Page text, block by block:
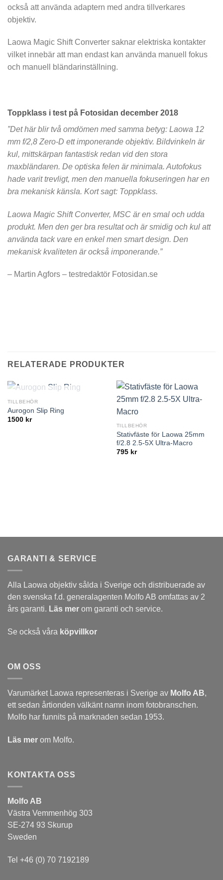
också att använda adaptern med andra tillverkares
objektiv.
Laowa Magic Shift Converter saknar elektriska kontakter
vilket innebär att man endast kan använda manuell fokus
och manuell bländarinställning.
Toppklass i test på Fotosidan december 2018
”Det här blir två omdömen med samma betyg: Laowa 12
mm f/2,8 Zero-D ett imponerande objektiv. Bildvinkeln är
kul, mittskärpan fantastisk redan vid den stora
maxbländaren. De optiska felen är minimala. Autofokus
hade varit trevligt, men den manuella fokuseringen har en
bra mekanisk känsla. Kort sagt: Toppklass.
Laowa Magic Shift Converter, MSC är en smal och udda
produkt. Men den ger bra resultat och är smidig och kul att
använda tack vare en enkel men smart design. Den
mekanisk kvaliteten är också imponerande.”
– Martin Agfors – testredaktör Fotosidan.se
RELATERADE PRODUKTER
SLUT I LAGER
TILLBEHÖR
Aurogon Slip Ring
1500 kr
TILLBEHÖR
Stativfäste för Laowa 25mm
f/2.8 2.5-5X Ultra-Macro
795 kr
GARANTI & SERVICE
Alla Laowa objektiv sålda i Sverige och distribuerade av
den svenska f.d. generalagenten Molfo AB omfattas av 2
års garanti. Läs mer om garanti och service.
Se också våra köpvillkor
OM OSS
Varumärket Laowa representeras i Sverige av Molfo AB,
ett sedan årtionden välkänt namn inom fotobranschen.
Molfo har funnits på marknaden sedan 1953.
Läs mer om Molfo.
KONTAKTA OSS
Molfo AB
Västra Vemmenhög 303
SE-274 93 Skurup
Sweden
Tel +46 (0) 70 7192189